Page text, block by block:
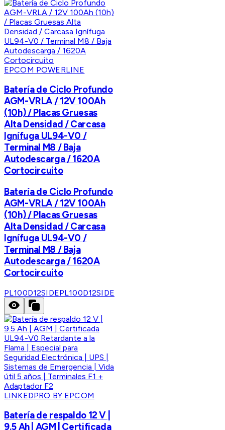
EPCOM POWERLINE
Batería de Ciclo Profundo
AGM-VRLA / 12V 100Ah
(10h) / Placas Gruesas
Alta Densidad / Carcasa
Ignífuga UL94-V0 /
Terminal M8 / Baja
Autodescarga / 1620A
Cortocircuito
Batería de Ciclo Profundo
AGM-VRLA / 12V 100Ah
(10h) / Placas Gruesas
Alta Densidad / Carcasa
Ignífuga UL94-V0 /
Terminal M8 / Baja
Autodescarga / 1620A
Cortocircuito
PL100D12SIDEPL100D12SIDE
LINKEDPRO BY EPCOM
Batería de respaldo 12 V |
9.5 Ah | AGM | Certificada